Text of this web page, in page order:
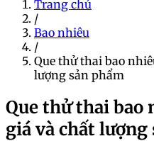
Trang chủ
/
Bao nhiêu
/
Que thử thai bao
lượng sản phẩm
Que thử thai bao
giá và chất lượng